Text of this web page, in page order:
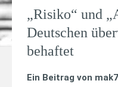
„Risiko“ und
Deutschen
behaftet
Ein Beitrag von